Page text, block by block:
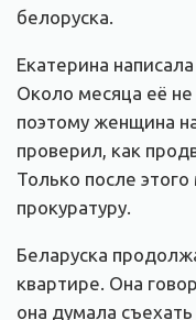
белоруска.
Екатерина
Около месяца её
поэтому женщина
проверил, как
Только после
прокуратуру.
Беларуска
квартире. Она
она думала